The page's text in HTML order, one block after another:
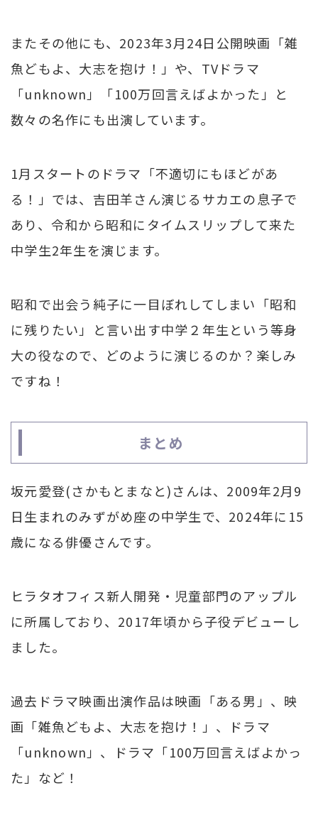
またその他にも、2023年3月24日公開映画「雑
魚どもよ、大志を抱け！」や、TVドラマ
「unknown」「100万回言えばよかった」と
数々の名作にも出演しています。
1月スタートのドラマ「不適切にもほどがあ
る！」では、吉田羊さん演じるサカエの息子で
あり、令和から昭和にタイムスリップして来た
中学生2年生を演じます。
昭和で出会う純子に一目ぼれしてしまい「昭和
に残りたい」と言い出す中学２年生という等身
大の役なので、どのように演じるのか？楽しみ
ですね！
まとめ
坂元愛登(さかもとまなと)さんは、2009年2月9
日生まれのみずがめ座の中学生で、2024年に15
歳になる俳優さんです。
ヒラタオフィス新人開発・児童部門のアップル
に所属しており、2017年頃から子役デビューし
ました。
過去ドラマ映画出演作品は映画「ある男」、映
画「雑魚どもよ、大志を抱け！」、ドラマ
「unknown」、ドラマ「100万回言えばよかっ
た」など！